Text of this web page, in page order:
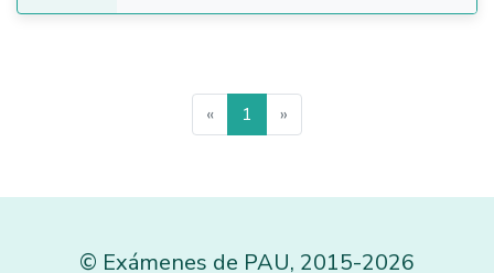
« 1 »
© Exámenes de PAU, 2015-2026